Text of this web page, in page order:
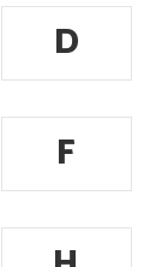
D
F